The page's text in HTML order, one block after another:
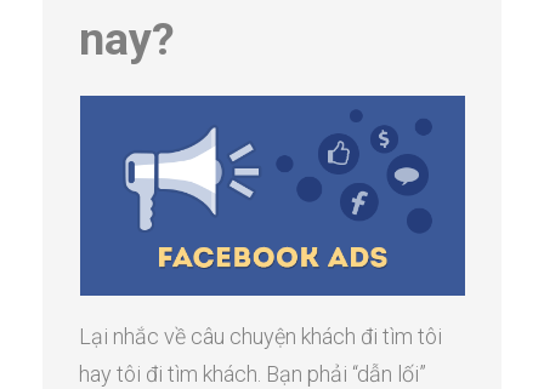
nay?
Lại nhắc về câu chuyện khách đi tìm tôi
hay tôi đi tìm khách. Bạn phải “dẫn lối”